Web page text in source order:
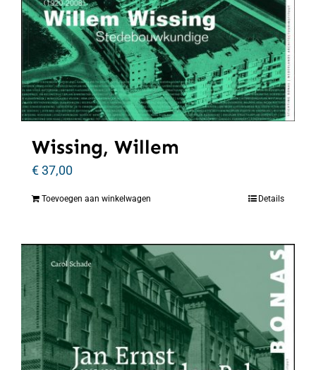
Wissing, Willem
€37,00
Toevoegen aan winkelwagen Details